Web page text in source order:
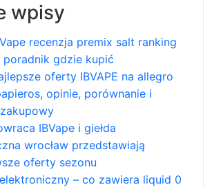
wpisy
recenzja premix salt ranking
poradnik gdzie kupić
oferty IBVAPE na allegro
opinie, porównanie i
IBVape i giełda
wrocław przedstawiają
oferty sezonu
– co zawiera liquid 0